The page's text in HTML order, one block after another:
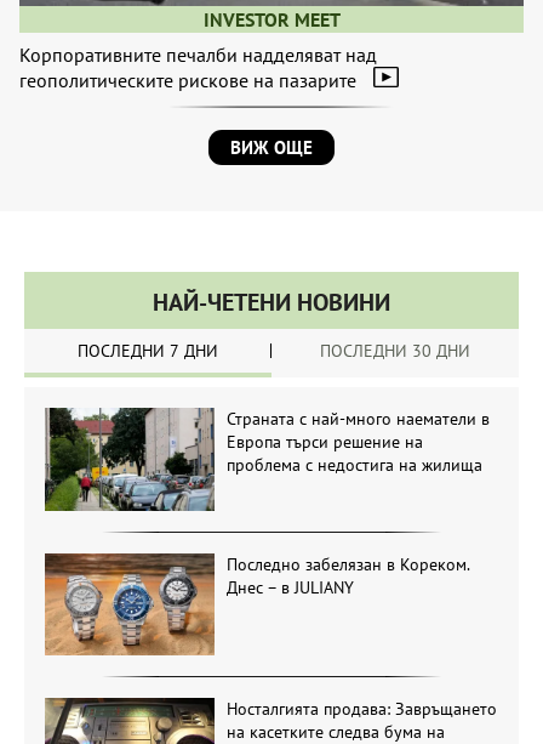
INVESTOR MEET
Корпоративните печалби надделяват над
геополитическите рискове на пазарите
ВИЖ ОЩЕ
НАЙ-ЧЕТЕНИ НОВИНИ
ПОСЛЕДНИ 7 ДНИ ПОСЛЕДНИ 30 ДНИ
Страната с най-много наематели в
Европа търси решение на
проблема с недостига на жилища
Последно забелязан в Кореком.
Днес – в JULIANY
Носталгията продава: Завръщането
на касетките следва бума на